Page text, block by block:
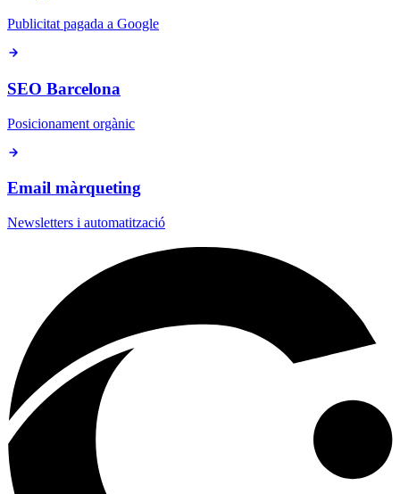
Publicitat pagada a Google
SEO Barcelona
Posicionament orgànic
Email màrqueting
Newsletters i automatització